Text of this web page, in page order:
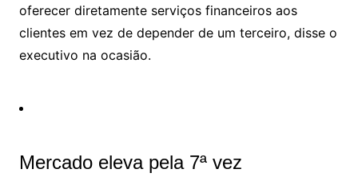
oferecer diretamente serviços financeiros aos
clientes em vez de depender de um terceiro, disse o
executivo na ocasião.
Mercado eleva pela 7ª vez